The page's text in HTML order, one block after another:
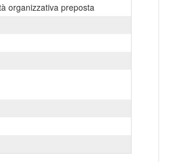
organizzativa preposta